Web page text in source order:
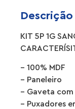
Descrição
KIT 5P 1G
– 100% MDF
– Paneleiro
– Gaveta com
– Puxadores